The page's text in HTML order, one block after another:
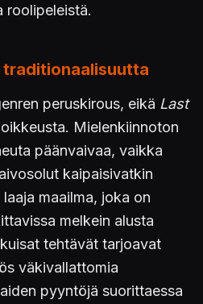
roolipeleistä.
traditionaalisuutta
peruskirous, eikä Last
Mielenkiinnoton
päänvaivaa, vaikka
kaipaisivatkin
maailma, joka on
melkein alusta
tehtävät tarjoavat
väkivallattomia
pyyntöjä suorittaessa